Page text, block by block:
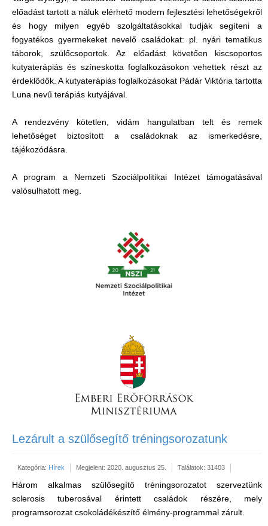
előadást tartott a náluk elérhető modern fejlesztési lehetőségekről
és hogy milyen egyéb szolgáltatásokkal tudják segíteni a
fogyatékos gyermekeket nevelő családokat: pl. nyári tematikus
táborok, szülőcsoportok. Az előadást követően kiscsoportos
kutyaterápiás és színeskotta foglalkozásokon vehettek részt az
érdeklődők. A kutyaterápiás foglalkozásokat Pádár Viktória tartotta
Luna nevű terápiás kutyájával.
A rendezvény kötetlen, vidám hangulatban telt és remek
lehetőséget biztosított a családoknak az ismerkedésre,
tájékozódásra.
A program a Nemzeti Szociálpolitikai Intézet támogatásával
valósulhatott meg.
Lezárult a szülősegítő tréningsorozatunk
Kategória: Hírek Megjelent: 2020. augusztus 25. Találatok: 31403
Három alkalmas szülősegítő tréningsorozatot szerveztünk
sclerosis tuberosával érintett családok részére, mely
programsorozat csokoládékészítő élmény-programmal zárult.